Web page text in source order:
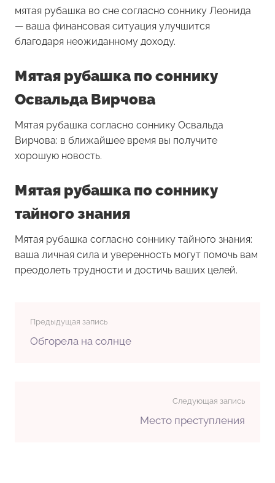
мятая рубашка во сне согласно соннику Леонида
— ваша финансовая ситуация улучшится
благодаря неожиданному доходу.
Мятая рубашка по соннику
Освальда Вирчова
Мятая рубашка согласно соннику Освальда
Вирчова: в ближайшее время вы получите
хорошую новость.
Мятая рубашка по соннику
тайного знания
Мятая рубашка согласно соннику тайного знания:
ваша личная сила и уверенность могут помочь вам
преодолеть трудности и достичь ваших целей.
Предыдущая запись
Обгорела на солнце
Следующая запись
Место преступления